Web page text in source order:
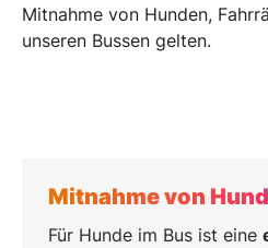
Mitnahme von Hunden,
unseren Bussen gelten.
Mitnahme von
Für Hunde im Bus ist eine